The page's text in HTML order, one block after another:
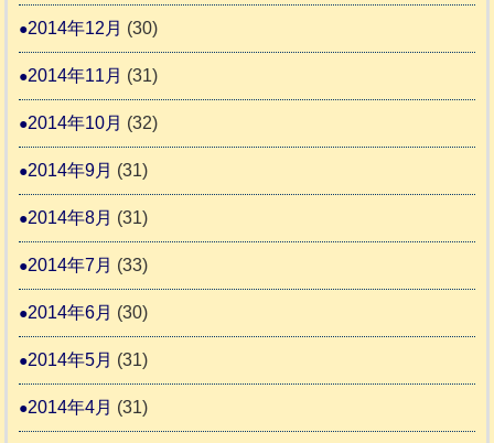
2014年12月 (30)
2014年11月 (31)
2014年10月 (32)
2014年9月 (31)
2014年8月 (31)
2014年7月 (33)
2014年6月 (30)
2014年5月 (31)
2014年4月 (31)